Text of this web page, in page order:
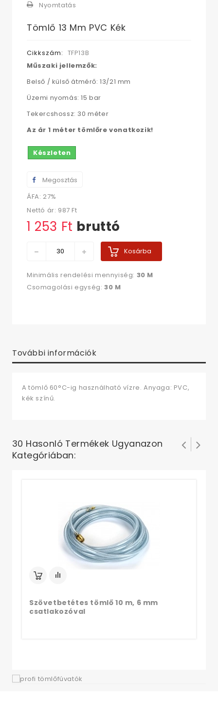
Nyomtatás
Tömlő 13 Mm PVC Kék
Cikkszám: TFP13B
Műszaki jellemzők:
Belső / külső átmérő: 13/21 mm
Üzemi nyomás: 15 bar
Tekercshossz: 30 méter
Az ár 1 méter tömlőre vonatkozik!
Készleten
Megosztás
ÁFA: 27%
Nettó ár: 987 Ft‎
1 253 Ft‎ bruttó
Kosárba
Minimális rendelési mennyiség: 30 M
Csomagolási egység: 30 M
További információk
A tömlő 60°C-ig használható vízre. Anyaga: PVC,
kék színű.
30 Hasonló Termékek Ugyanazon
Kategóriában:
Szövetbetétes tömlő 10 m, 6 mm
csatlakozóval